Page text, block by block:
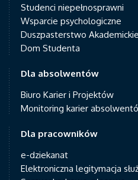
Studenci niepełnosprawni
Wsparcie psychologiczne
Duszpasterstwo Akademickie
Dom Studenta
Dla absolwentów
Biuro Karier i Projektów
Monitoring karier
Dla pracowników
e-dziekanat
Elektroniczna legitymacja